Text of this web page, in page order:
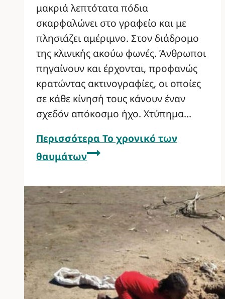
μακριά λεπτότατα πόδια
σκαρφαλώνει στο γραφείο και με
πλησιάζει αμέριμνο. Στον διάδρομο
της κλινικής ακούω φωνές. Άνθρωποι
πηγαίνουν και έρχονται, προφανώς
κρατώντας ακτινογραφίες, οι οποίες
σε κάθε κίνησή τους κάνουν έναν
σχεδόν απόκοσμο ήχο. Χτύπημα…
Περισσότερα Το χρονικό των
θαυμάτων